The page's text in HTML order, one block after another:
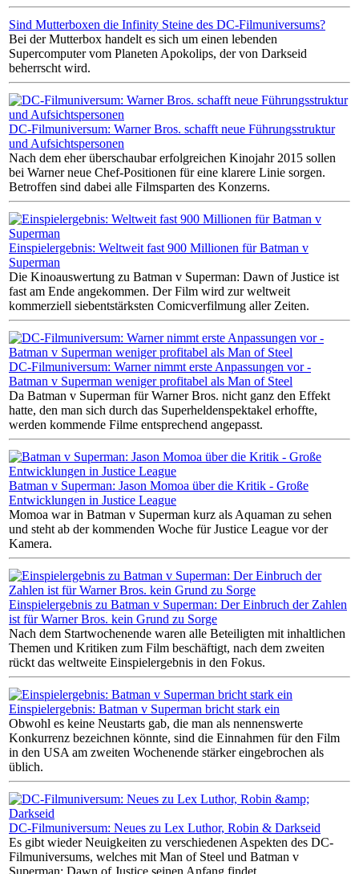
Sind Mutterboxen die Infinity Steine des DC-Filmuniversums?
Bei der Mutterbox handelt es sich um einen lebenden
Supercomputer vom Planeten Apokolips, der von Darkseid
beherrscht wird.
DC-Filmuniversum: Warner Bros. schafft neue Führungsstruktur
und Aufsichtspersonen
Nach dem eher überschaubar erfolgreichen Kinojahr 2015 sollen
bei Warner neue Chef-Positionen für eine klarere Linie sorgen.
Betroffen sind dabei alle Filmsparten des Konzerns.
Einspielergebnis: Weltweit fast 900 Millionen für Batman v
Superman
Die Kinoauswertung zu Batman v Superman: Dawn of Justice ist
fast am Ende angekommen. Der Film wird zur weltweit
kommerziell siebentstärksten Comicverfilmung aller Zeiten.
DC-Filmuniversum: Warner nimmt erste Anpassungen vor -
Batman v Superman weniger profitabel als Man of Steel
Da Batman v Superman für Warner Bros. nicht ganz den Effekt
hatte, den man sich durch das Superheldenspektakel erhoffte,
werden kommende Filme entsprechend angepasst.
Batman v Superman: Jason Momoa über die Kritik - Große
Entwicklungen in Justice League
Momoa war in Batman v Superman kurz als Aquaman zu sehen
und steht ab der kommenden Woche für Justice League vor der
Kamera.
Einspielergebnis zu Batman v Superman: Der Einbruch der Zahlen
ist für Warner Bros. kein Grund zu Sorge
Nach dem Startwochenende waren alle Beteiligten mit inhaltlichen
Themen und Kritiken zum Film beschäftigt, nach dem zweiten
rückt das weltweite Einspielergebnis in den Fokus.
Einspielergebnis: Batman v Superman bricht stark ein
Obwohl es keine Neustarts gab, die man als nennenswerte
Konkurrenz bezeichnen könnte, sind die Einnahmen für den Film
in den USA am zweiten Wochenende stärker eingebrochen als
üblich.
DC-Filmuniversum: Neues zu Lex Luthor, Robin & Darkseid
Es gibt wieder Neuigkeiten zu verschiedenen Aspekten des DC-
Filmuniversums, welches mit Man of Steel und Batman v
Superman: Dawn of Justice seinen Anfang findet.